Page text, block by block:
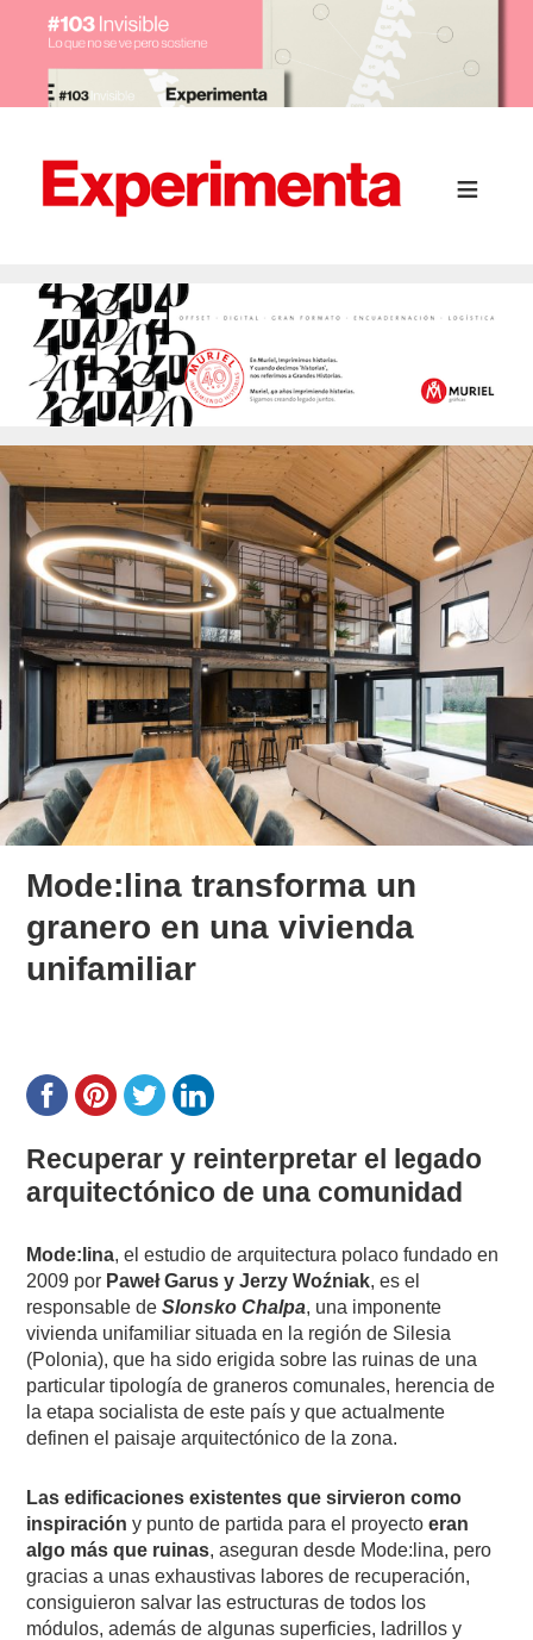
Mode:lina transforma un
granero en una vivienda
unifamiliar
Recuperar y reinterpretar el legado
arquitectónico de una comunidad
Mode:lina, el estudio de arquitectura polaco fundado en
2009 por Paweł Garus y Jerzy Woźniak, es el
responsable deSlonsko Chalpa, una imponente
vivienda unifamiliar situada en la región de Silesia
(Polonia), que ha sido erigida sobre las ruinas de una
particular tipología de graneros comunales, herencia de
la etapa socialista de este país y que actualmente
definen el paisaje arquitectónico de la zona.
Las edificaciones existentes que sirvieron como
inspiración y punto de partida para el proyectoeran
algo más que ruinas, aseguran desde Mode:lina, pero
gracias a unas exhaustivas labores de recuperación,
consiguieron salvar las estructuras de todos los
módulos, además de algunas superficies, ladrillos y